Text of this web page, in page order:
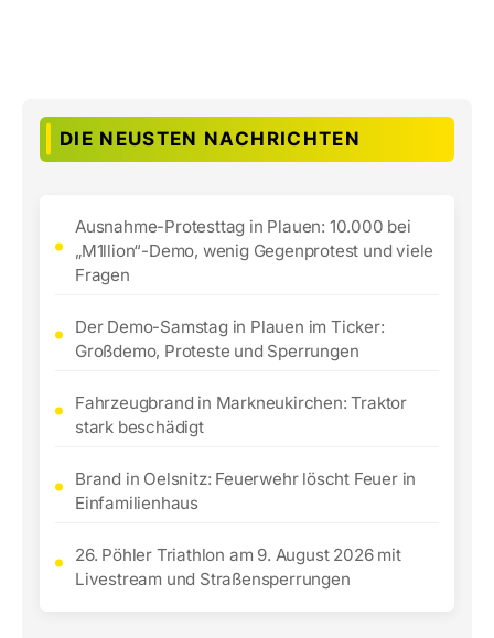
DIE NEUSTEN NACHRICHTEN
Ausnahme-Protesttag in Plauen: 10.000 bei
„M1llion“-Demo, wenig Gegenprotest und viele
Fragen
Der Demo-Samstag in Plauen im Ticker:
Großdemo, Proteste und Sperrungen
Fahrzeugbrand in Markneukirchen: Traktor
stark beschädigt
Brand in Oelsnitz: Feuerwehr löscht Feuer in
Einfamilienhaus
26. Pöhler Triathlon am 9. August 2026 mit
Livestream und Straßensperrungen